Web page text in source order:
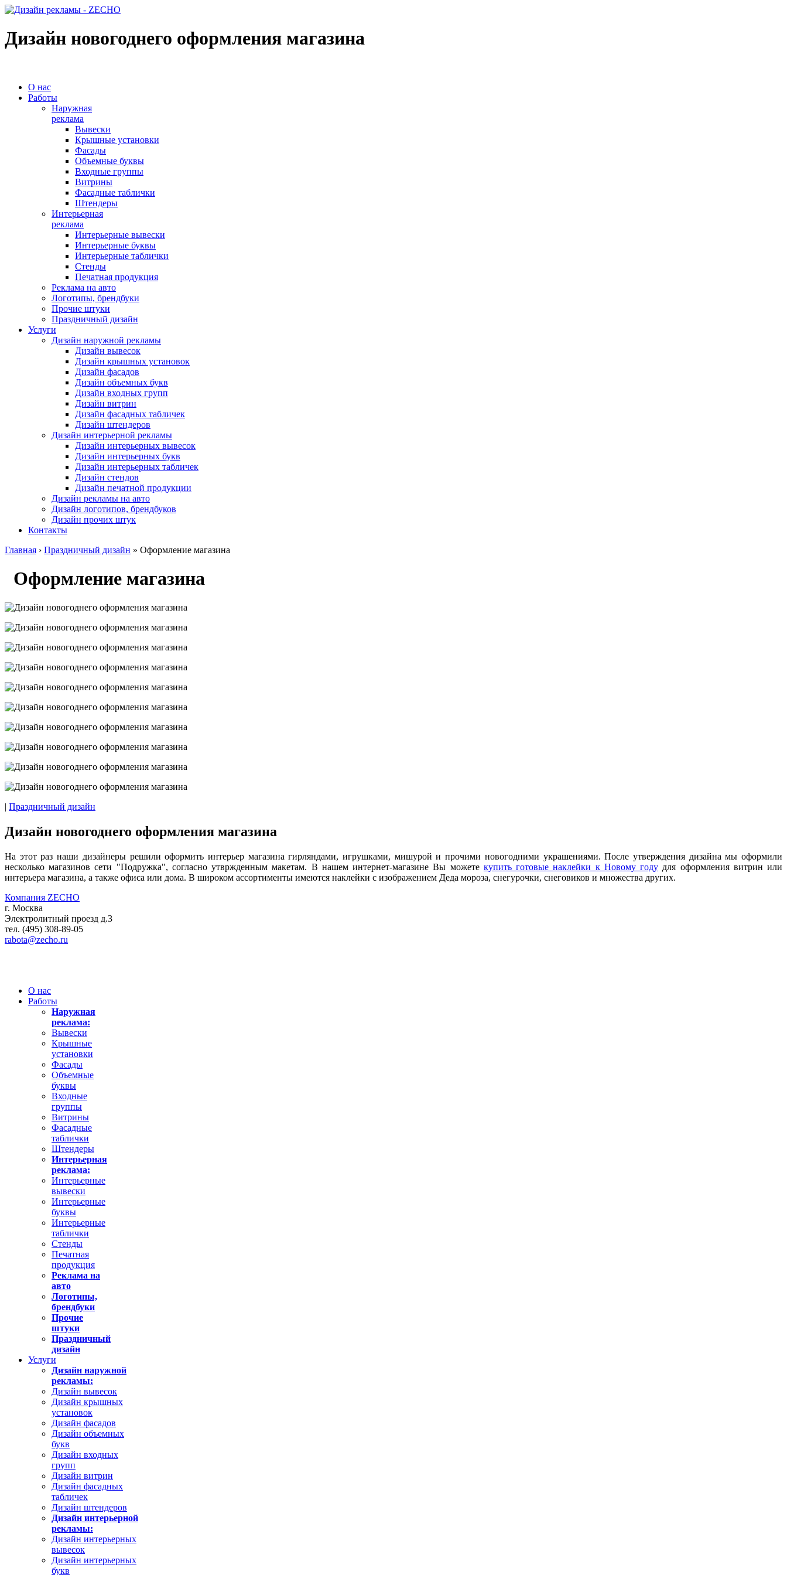
Дизайн новогоднего оформления магазина
О нас
Работы
Наружная
реклама
Вывески
Крышные установки
Фасады
Объемные буквы
Входные группы
Витрины
Фасадные таблички
Штендеры
Интерьерная
реклама
Интерьерные вывески
Интерьерные буквы
Интерьерные таблички
Стенды
Печатная продукция
Реклама на авто
Логотипы, брендбуки
Прочие штуки
Праздничный дизайн
Услуги
Дизайн наружной рекламы
Дизайн вывесок
Дизайн крышных установок
Дизайн фасадов
Дизайн объемных букв
Дизайн входных групп
Дизайн витрин
Дизайн фасадных табличек
Дизайн штендеров
Дизайн интерьерной рекламы
Дизайн интерьерных вывесок
Дизайн интерьерных букв
Дизайн интерьерных табличек
Дизайн стендов
Дизайн печатной продукции
Дизайн рекламы на авто
Дизайн логотипов, брендбуков
Дизайн прочих штук
Контакты
Главная › Праздничный дизайн » Оформление магазина
Оформление магазина
| Праздничный дизайн
Дизайн новогоднего оформления магазина
На этот раз наши дизайнеры решили оформить интерьер магазина гирляндами, игрушками, мишурой и прочими новогодними украшениями. После утверждения дизайна мы оформили
несколько магазинов сети "Подружка", согласно утвржденным макетам. В нашем интернет-магазине Вы можете купить готовые наклейки к Новому году для оформления витрин или
интерьера магазина, а также офиса или дома. В широком ассортименты имеются наклейки с изображением Деда мороза, снегурочки, снеговиков и множества других.
Компания ZECHO
г. Москва
Электролитный проезд д.3
тел. (495) 308-89-05
rabota@zecho.ru
О нас
Работы
Наружная
реклама:
Вывески
Крышные
установки
Фасады
Объемные
буквы
Входные
группы
Витрины
Фасадные
таблички
Штендеры
Интерьерная
реклама:
Интерьерные
вывески
Интерьерные
буквы
Интерьерные
таблички
Стенды
Печатная
продукция
Реклама на
авто
Логотипы,
брендбуки
Прочие
штуки
Праздничный
дизайн
Услуги
Дизайн наружной
рекламы:
Дизайн вывесок
Дизайн крышных
установок
Дизайн фасадов
Дизайн объемных
букв
Дизайн входных
групп
Дизайн витрин
Дизайн фасадных
табличек
Дизайн штендеров
Дизайн интерьерной
рекламы:
Дизайн интерьерных
вывесок
Дизайн интерьерных
букв